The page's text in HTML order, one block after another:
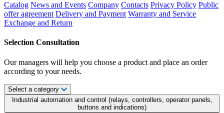
Catalog News and Events Company Contacts Privacy Policy Public
offer agreement Delivery and Payment Warranty and Service
Exchange and Return
Selection Consultation
Our managers will help you choose a product and place an order
according to your needs.
Select a category
Industrial automation and control (relays, controllers, operator panels,
buttons and indications)